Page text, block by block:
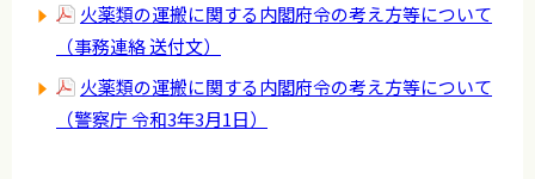
火薬類の運搬に関する内閣府令の考え方等について
（事務連絡 送付文）
火薬類の運搬に関する内閣府令の考え方等について
（警察庁 令和3年3月1日）